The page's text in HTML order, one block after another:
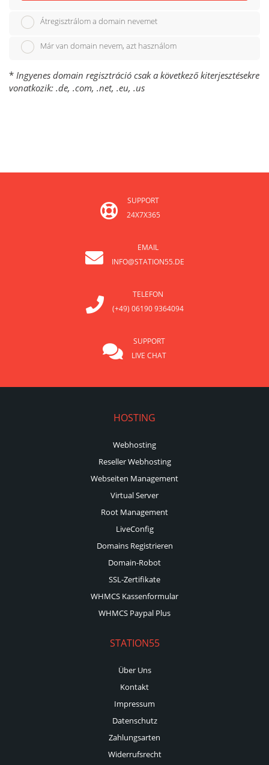
Átregisztrálom a domain nevemet
Már van domain nevem, azt használom
* Ingyenes domain regisztráció csak a következő kiterjesztésekre
vonatkozik: .de, .com, .net, .eu, .us
SUPPORT
24X7X365
EMAIL
INFO@STATION55.DE
TELEFON
(+49) 06190 9364094
SUPPORT
LIVE CHAT
HOSTING
Webhosting
Reseller Webhosting
Webseiten Management
Virtual Server
Root Management
LiveConfig
Domains Registrieren
Domain-Robot
SSL-Zertifikate
WHMCS Kassenformular
WHMCS Paypal Plus
STATION55
Über Uns
Kontakt
Impressum
Datenschutz
Zahlungsarten
Widerrufsrecht